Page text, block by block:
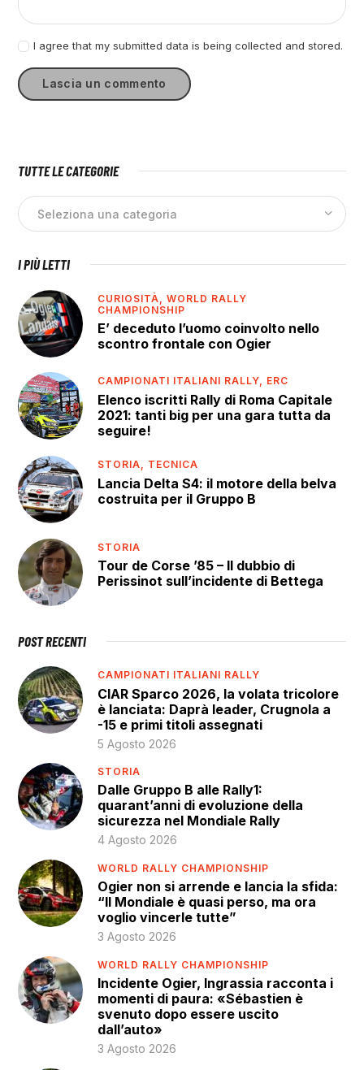
I agree that my submitted data is being collected and stored.
TUTTE LE CATEGORIE
I PIÙ LETTI
CURIOSITÀ,WORLD RALLY
CHAMPIONSHIP
E’ deceduto l’uomo coinvolto nello
scontro frontale con Ogier
CAMPIONATI ITALIANI RALLY, ERC
Elenco iscritti Rally di Roma Capitale
2021: tanti big per una gara tutta da
seguire!
STORIA, TECNICA
Lancia Delta S4: il motore della belva
costruita per il Gruppo B
STORIA
Tour de Corse ’85 – Il dubbio di
Perissinot sull’incidente di Bettega
POST RECENTI
CAMPIONATI ITALIANI RALLY
CIAR Sparco 2026, la volata tricolore
è lanciata: Daprà leader, Crugnola a
-15 e primi titoli assegnati
5 Agosto 2026
STORIA
Dalle Gruppo B alle Rally1:
quarant’anni di evoluzione della
sicurezza nel Mondiale Rally
4 Agosto 2026
WORLD RALLY CHAMPIONSHIP
Ogier non si arrende e lancia la sfida:
“Il Mondiale è quasi perso, ma ora
voglio vincerle tutte”
3 Agosto 2026
WORLD RALLY CHAMPIONSHIP
Incidente Ogier, Ingrassia racconta i
momenti di paura: «Sébastien è
svenuto dopo essere uscito
dall’auto»
3 Agosto 2026